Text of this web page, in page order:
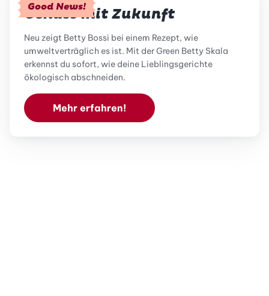
Good News!
Genuss mit Zukunft
Neu zeigt Betty Bossi bei einem Rezept, wie
umweltverträglich es ist. Mit der Green Betty Skala
erkennst du sofort, wie deine Lieblingsgerichte
ökologisch abschneiden.
Mehr erfahren!